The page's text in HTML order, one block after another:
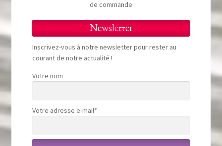
de commande
Newsletter
Inscrivez-vous à notre newsletter pour rester au
courant de notre actualité !
Votre nom
Votre adresse e-mail*